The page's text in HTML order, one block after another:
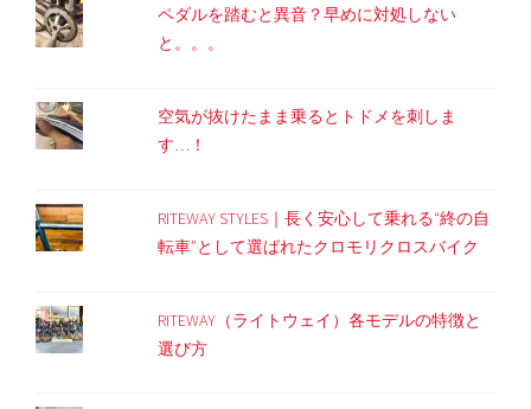
ペダルを踏むと異音？早めに対処しない
と。。。
空気が抜けたまま乗るとトドメを刺しま
す…！
RITEWAY STYLES｜長く安心して乗れる“終の自
転車”として選ばれたクロモリクロスバイク
RITEWAY（ライトウェイ）各モデルの特徴と
選び方